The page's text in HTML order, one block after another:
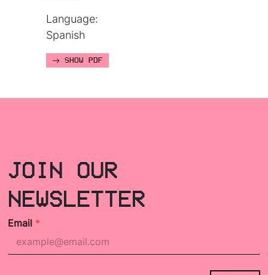
Language:
Spanish
SHOW PDF
JOIN OUR
NEWSLETTER
Email *